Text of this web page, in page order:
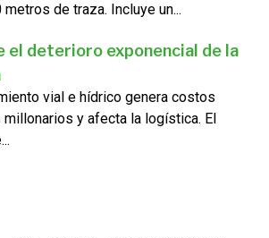
de traza. Incluye un...
el deterioro exponencial de la
vial e hídrico genera costos
y afecta la logística. El